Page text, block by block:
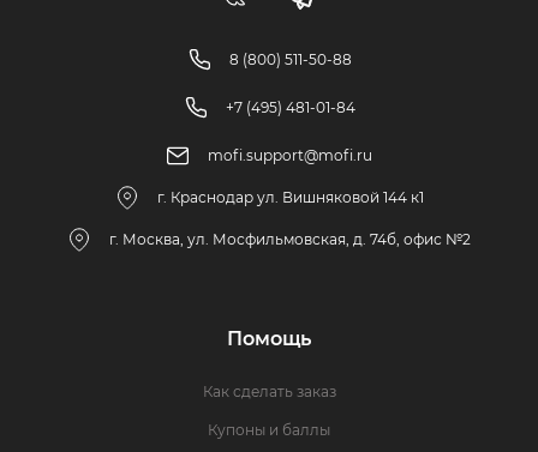
8 (800) 511-50-88
+7 (495) 481-01-84
mofi.support@mofi.ru
г. Краснодар ул. Вишняковой 144 к1
г. Москва, ул. Мосфильмовская, д. 74б, офис №2
Помощь
Как сделать заказ
Купоны и баллы